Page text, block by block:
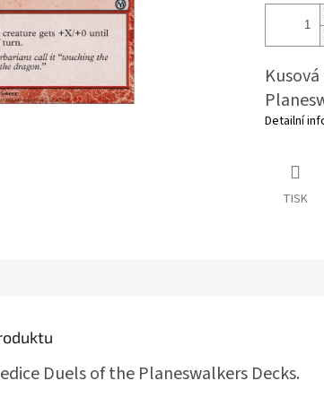
Detailní
TISK
Duels of the Planeswalkers Decks.